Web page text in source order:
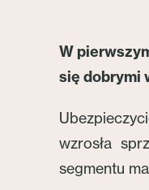
W
się dobrymi
wzrosła
segmentu